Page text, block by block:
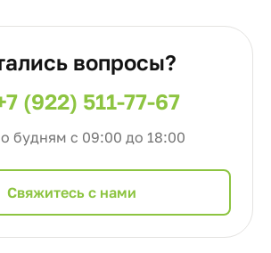
вопросы?
(922) 511-77-67
будням с 09:00 до 18:00
Cвяжитесь с нами